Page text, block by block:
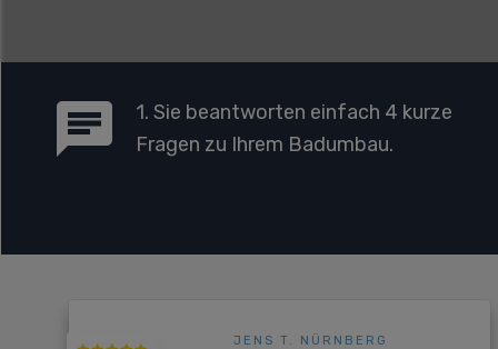
1. Sie beantworten einfach 4 kurze
Fragen zu Ihrem Badumbau.
JENS T. NÜRNBERG